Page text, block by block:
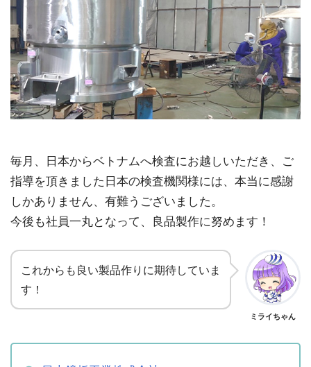
毎月、日本からベトナムへ検査にお越しいただき、ご
指導を頂きました日本の検査機関様には、本当に感謝
しかありません、有難うございました。
今後も社員一丸となって、良品製作に努めます！
これからも良い製品作りに期待していま
す！
ミライちゃん